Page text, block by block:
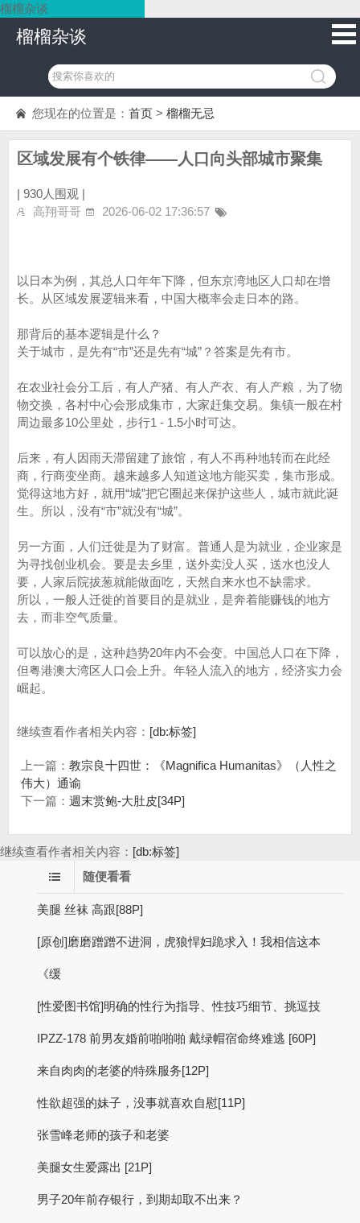
榴榴杂谈
榴榴杂谈
您现在的位置是： 首页 > 榴榴无忌
区域发展有个铁律——人口向头部城市聚集
| 930人围观 |
高翔哥哥
2026-06-02 17:36:57
以日本为例，其总人口年年下降，但东京湾地区人口却在增
长。从区域发展逻辑来看，中国大概率会走日本的路。
那背后的基本逻辑是什么？
关于城市，是先有“市”还是先有“城”？答案是先有市。
在农业社会分工后，有人产猪、有人产衣、有人产粮，为了物
物交换，各村中心会形成集市，大家赶集交易。集镇一般在村
周边最多10公里处，步行1 - 1.5小时可达。
后来，有人因雨天滞留建了旅馆，有人不再种地转而在此经
商，行商变坐商。越来越多人知道这地方能买卖，集市形成。
觉得这地方好，就用“城”把它圈起来保护这些人，城市就此诞
生。所以，没有“市”就没有“城”。
另一方面，人们迁徙是为了财富。普通人是为就业，企业家是
为寻找创业机会。要是去乡里，送外卖没人买，送水也没人
要，人家后院拔葱就能做面吃，天然自来水也不缺需求。
所以，一般人迁徙的首要目的是就业，是奔着能赚钱的地方
去，而非空气质量。
可以放心的是，这种趋势20年内不会变。中国总人口在下降，
但粤港澳大湾区人口会上升。年轻人流入的地方，经济实力会
崛起。
继续查看作者相关内容： [db:标签]
上一篇： 教宗良十四世：《Magnifica Humanitas》（人性之
伟大）通谕
下一篇： 週末赏鲍-大肚皮[34P]
继续查看作者相关内容： [db:标签]
随便看看
美腿 丝袜 高跟[88P]
[原创]磨磨蹭蹭不进洞，虎狼悍妇跪求入！我相信这本
《缓
[性爱图书馆]明确的性行为指导、性技巧细节、挑逗技
IPZZ-178 前男友婚前啪啪啪 戴绿帽宿命终难逃 [60P]
来自肉肉的老婆的特殊服务[12P]
性欲超强的妹子，没事就喜欢自慰[11P]
张雪峰老师的孩子和老婆
美腿女生爱露出 [21P]
男子20年前存银行，到期却取不出来？